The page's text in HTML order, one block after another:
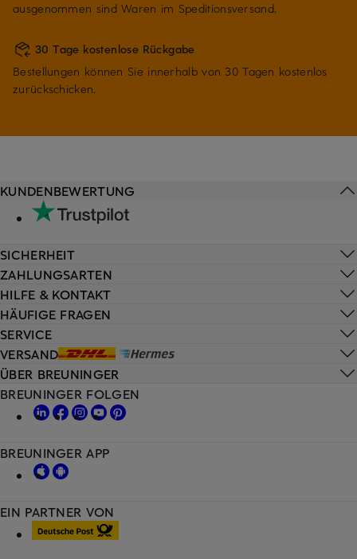
ausgenommen sind Waren im Speditionsversand.
30 Tage kostenlose Rückgabe
Bestellungen können Sie innerhalb von 30 Tagen kostenlos
zurückschicken.
HILFE & KONTAKT
HÄUFIGE FRAGEN
SERVICE
VERSAND
KUNDENBEWERTUNG
SICHERHEIT
ZAHLUNGSARTEN
ÜBER BREUNINGER
EIN PARTNER VON
BREUNINGER FOLGEN
BREUNINGER APP